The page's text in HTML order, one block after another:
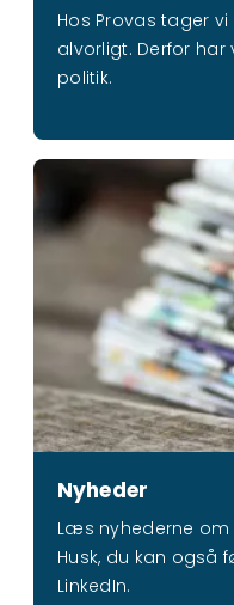
Hos Provas tager
alvorligt. Derfor har
politik.
Nyheder
Læs nyhederne om
Husk, du kan også
LinkedIn.
Nyheder